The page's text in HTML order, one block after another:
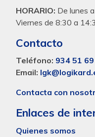
HORARIO: De lunes
Viernes de 8:30 a
Contacto
Teléfono: 934 51
Email:
Contacta con
Enlaces de
Quienes somos